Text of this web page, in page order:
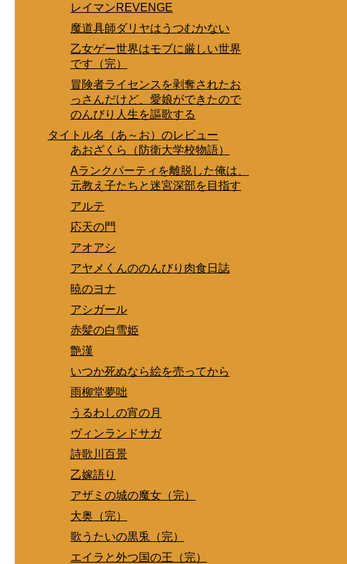
レイマンREVENGE
魔道具師ダリヤはうつむかない
乙女ゲー世界はモブに厳しい世界
です（完）
冒険者ライセンスを剥奪されたお
っさんだけど、愛娘ができたので
のんびり人生を謳歌する
タイトル名（あ～お）のレビュー
あおざくら（防衛大学校物語）
Aランクパーティを離脱した俺は、
元教え子たちと迷宮深部を目指す
アルテ
応天の門
アオアシ
アヤメくんののんびり肉食日誌
暁のヨナ
アシガール
赤髪の白雪姫
艶漢
いつか死ぬなら絵を売ってから
雨柳堂夢咄
うるわしの宵の月
ヴィンランドサガ
詩歌川百景
乙嫁語り
アザミの城の魔女（完）
大奥（完）
歌うたいの黒兎（完）
エイラと外つ国の王（完）